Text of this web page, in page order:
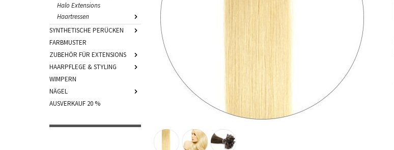
Halo Extensions
Haartressen
SYNTHETISCHE PERÜCKEN
FARBMUSTER
ZUBEHÖR FÜR EXTENSIONS
HAARPFLEGE & STYLING
WIMPERN
NÄGEL
AUSVERKAUF 20 %